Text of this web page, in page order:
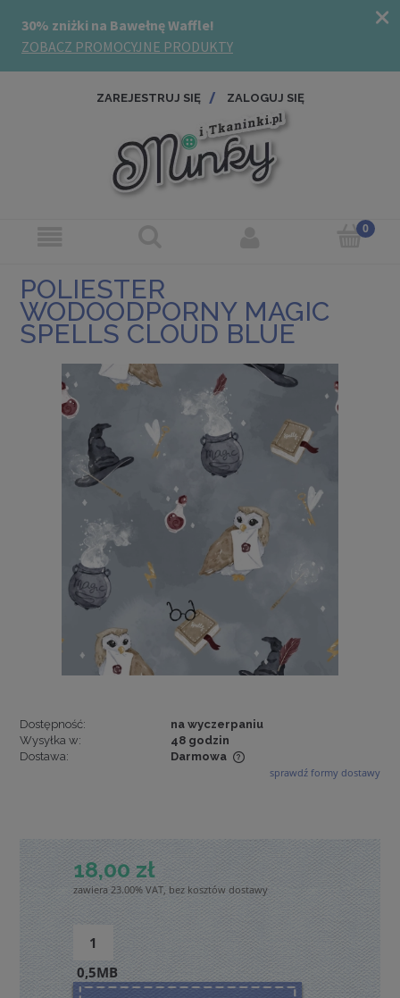
ZAREJESTRUJ SIĘ ZALOGUJ SIĘ
POLIESTER
WODOODPORNY MAGIC
SPELLS CLOUD BLUE
Dostępność:
na wyczerpaniu
Wysyłka w:
48 godzin
Dostawa:
Darmowa
Cena nie zawiera ewentualnych kosztów płatności
sprawdź formy dostawy
18,00 zł
zawiera 23.00% VAT, bez kosztów dostawy
0,5MB